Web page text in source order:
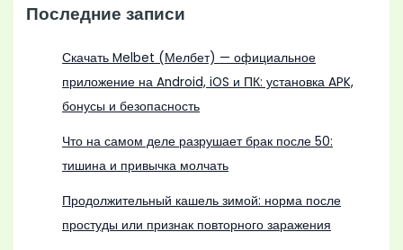
Последние записи
Скачать Melbet (Мелбет) — официальное
приложение на Android, iOS и ПК: установка APK,
бонусы и безопасность
Что на самом деле разрушает брак после 50:
тишина и привычка молчать
Продолжительный кашель зимой: норма после
простуды или признак повторного заражения